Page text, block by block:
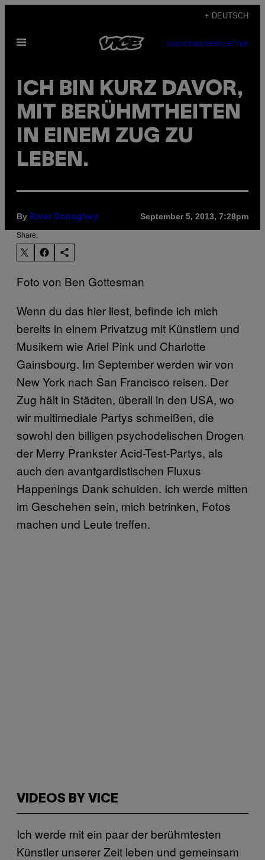
content
+ DEUTSCH
Open
SUBSCRIBENEWSLETTER
ICH BIN KURZ DAVOR,
MIT BERÜHMTHEITEN
IN EINEM ZUG ZU
LEBEN.
By River Donaghey September 5, 2013, 7:28pm
Share:
Foto von Ben Gottesman
Wenn du das hier liest, befinde ich mich
bereits in einem Privatzug mit Künstlern und
Musikern wie Ariel Pink und Charlotte
Gainsbourg. Im September werden wir von
New York nach San Francisco reisen. Der
Zug hält in Städten, überall in den USA, wo
wir multimediale Partys schmeißen, die
sowohl den billigen psychodelischen Drogen
der Merry Prankster Acid-Test-Partys, als
auch den avantgardistischen Fluxus
Happenings Dank schulden. Ich werde mitten
im Geschehen sein, mich betrinken, Fotos
machen und Leute treffen.
VIDEOS BY VICE
Ich werde mit ein paar der berühmtesten
Künstler unserer Zeit leben und gemeinsam